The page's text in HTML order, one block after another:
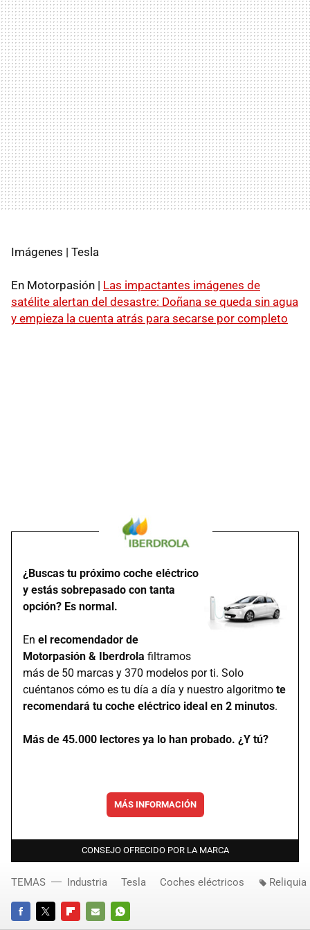
Imágenes | Tesla
En Motorpasión | Las impactantes imágenes de
satélite alertan del desastre: Doñana se queda sin agua
y empieza la cuenta atrás para secarse por completo
¿Buscas tu próximo coche eléctrico
y estás sobrepasado con tanta
opción? Es normal.
En el recomendador de
Motorpasión & Iberdrola filtramos
más de 50 marcas y 370 modelos por ti. Solo
cuéntanos cómo es tu día a día y nuestro algoritmo te
recomendará tu coche eléctrico ideal en 2 minutos.
Más de 45.000 lectores ya lo han probado. ¿Y tú?
MÁS INFORMACIÓN
CONSEJO OFRECIDO POR LA MARCA
TEMAS Industria Tesla Coches eléctricos Reliquia